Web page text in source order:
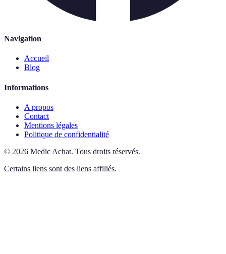
Navigation
Accueil
Blog
Informations
A propos
Contact
Mentions légales
Politique de confidentialité
© 2026 Medic Achat. Tous droits réservés.
Certains liens sont des liens affiliés.